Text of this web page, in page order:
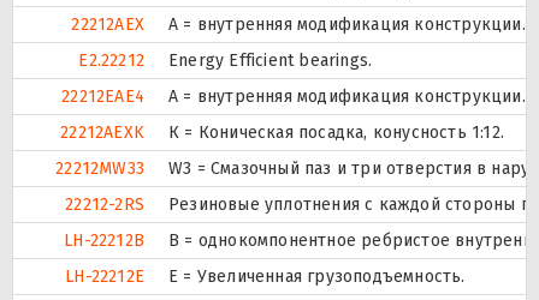
22212AEX
A = внутренняя модификация конструкции.
E2.22212
Energy Efficient bearings.
22212EAE4
A = внутренняя модификация конструкции.
22212AEXK
К = Коническая посадка, конусность 1:12.
22212MW33
W3 = Смазочный паз и три отверстия в
22212-2RS
Резиновые уплотнения с каждой стороны
LH-22212B
B = однокомпонентное ребристое
LH-22212E
Е = Увеличенная грузоподъемность.